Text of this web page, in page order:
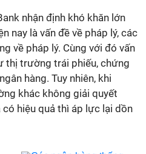
nhận định khó khăn lớn
nay là vấn đề về pháp lý, các
về pháp lý. Cùng với đó vấn
thị trường trái phiếu, chứng
hàng. Tuy nhiên, khi
khác không giải quyết
hiệu quả thì áp lực lại dồn